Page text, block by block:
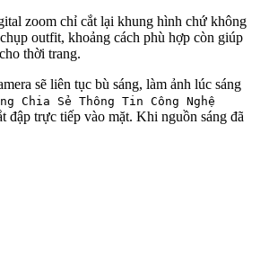
zoom chỉ cắt lại khung hình chứ không
outfit, khoảng cách phù hợp còn giúp
thời trang.
sẽ liên tục bù sáng, làm ảnh lúc sáng
Chia Sẻ Thông Tin Công Nghệ
đập trực tiếp vào mặt. Khi nguồn sáng đã